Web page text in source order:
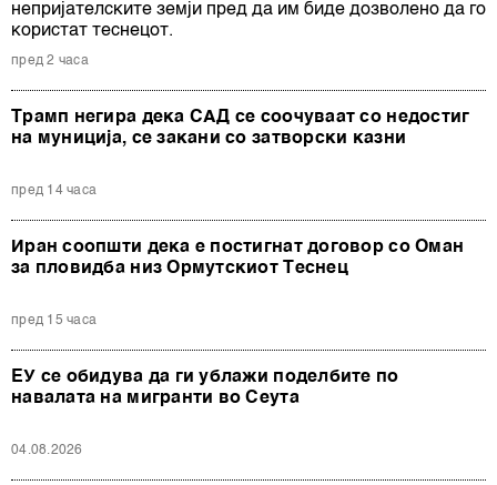
непријателските земји пред да им биде дозволено да го
користат теснецот.
пред 2 часа
Трамп негира дека САД се соочуваат со недостиг
на муниција, се закани со затворски казни
пред 14 часа
Иран соопшти дека е постигнат договор со Оман
за пловидба низ Ормутскиот Теснец
пред 15 часа
ЕУ се обидува да ги ублажи поделбите по
навалата на мигранти во Сеута
04.08.2026